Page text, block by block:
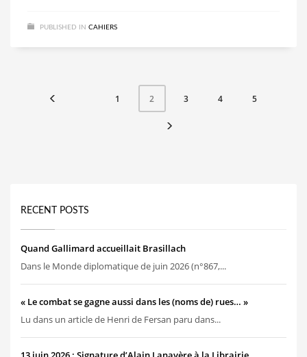
PUBLISHED IN CAHIERS
1 2 3 4 5
RECENT POSTS
Quand Gallimard accueillait Brasillach
Dans le Monde diplomatique de juin 2026 (n°867,...
« Le combat se gagne aussi dans les (noms de) rues… »
Lu dans un article de Henri de Fersan paru dans...